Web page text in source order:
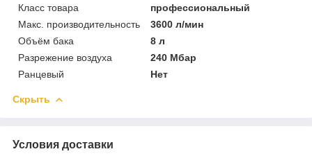
Класс товара
профессиональный
Макс. производительность
3600 л/мин
Объём бака
8 л
Разрежение воздуха
240 Мбар
Ранцевый
Нет
Скрыть
Условия доставки